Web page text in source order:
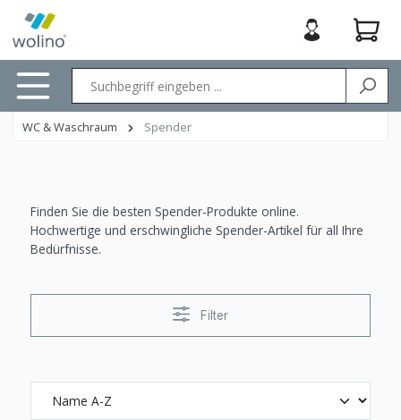
springen
WC & Waschraum Spender
Finden Sie die besten Spender-Produkte online.
Hochwertige und erschwingliche Spender-Artikel für all Ihre
Bedürfnisse.
Filter